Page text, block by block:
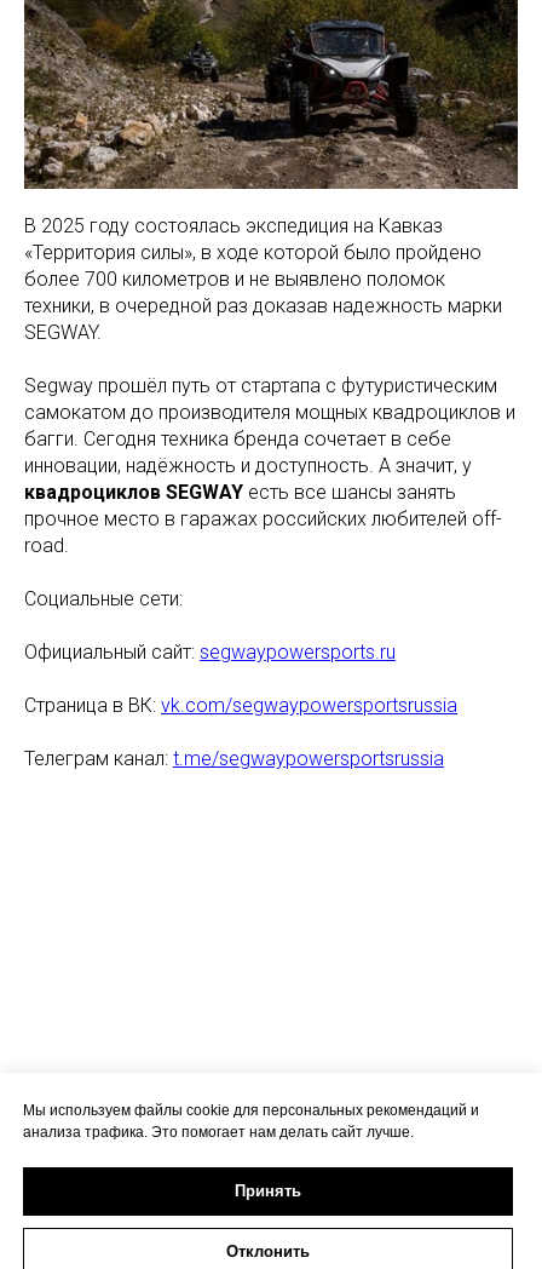
В 2025 году состоялась экспедиция на Кавказ
«Территория силы», в ходе которой было пройдено
более 700 километров и не выявлено поломок
техники, в очередной раз доказав надежность марки
SEGWAY.
Segway прошёл путь от стартапа с футуристическим
самокатом до производителя мощных квадроциклов и
багги. Сегодня техника бренда сочетает в себе
инновации, надёжность и доступность. А значит, у
квадроциклов SEGWAY есть все шансы занять
прочное место в гаражах российских любителей off-
road.
Социальные сети:
Официальный сайт: segwaypowersports.ru
Страница в ВК: vk.com/segwaypowersportsrussia
Телеграм канал: t.me/segwaypowersportsrussia
Мы используем файлы cookie для персональных рекомендаций и
анализа трафика. Это помогает нам делать сайт лучше.
Принять
Отклонить